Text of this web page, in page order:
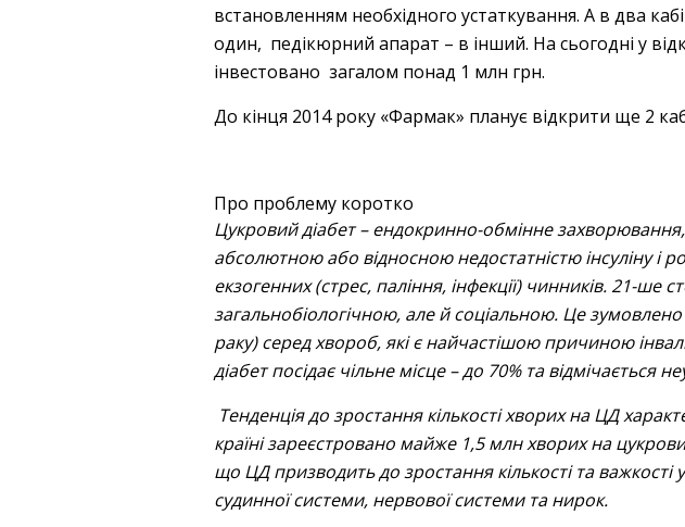
встановленням необхідного устаткування. А в два
один, педікюрний апарат – в інший. На сьогодні у
інвестовано загалом понад 1 млн грн.
До кінця 2014 року «Фармак» планує відкрити ще 2
Про проблему коротко
Цукровий діабет – ендокринно-обмінне
абсолютною або відносною недостатністю інсуліну і
екзогенних (стрес, паління, інфекції) чинників. 21-
загальнобіологічною, але й соціальною. Це
раку) серед хвороб, які є найчастішою причиною
діабет посідає чільне місце – до 70% та відмічається
Тенденція до зростання кількості хворих на ЦД
країні зареєстровано майже 1,5 млн хворих на
що ЦД призводить до зростання кількості та
судинної системи, нервової системи та нирок.